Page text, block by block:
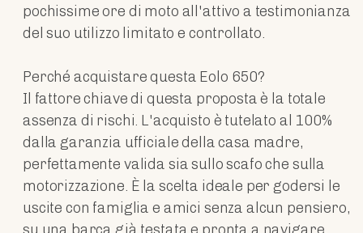
pochissime ore di moto all'attivo a testimonianza
del suo utilizzo limitato e controllato.
Perché acquistare questa Eolo 650?
Il fattore chiave di questa proposta è la totale
assenza di rischi. L'acquisto è tutelato al 100%
dalla garanzia ufficiale della casa madre,
perfettamente valida sia sullo scafo che sulla
motorizzazione. È la scelta ideale per godersi le
uscite con famiglia e amici senza alcun pensiero,